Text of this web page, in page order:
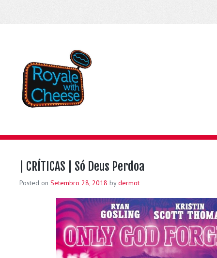
| CRÍTICAS | Só Deus Perdoa
Posted on Setembro 28, 2018 bydermot